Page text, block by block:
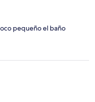
pequeño el baño